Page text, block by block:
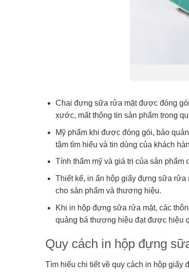
Chai đựng sữa rửa mặt được đóng
xước, mất thông tin sản phẩm trong
Mỹ phẩm khi được đóng gói, bảo
tâm tìm hiểu và tin dùng của khách
Tính thẩm mỹ và giá trị của sản
Thiết kế, in ấn hộp giấy đựng sữa rửa
cho sản phẩm và thương hiệu.
Khi in hộp đựng sữa rửa mặt, các
quảng bá thương hiệu đạt được hiệu
Quy cách in hộp đựng
Tìm hiểu chi tiết về quy cách in hộp giấy